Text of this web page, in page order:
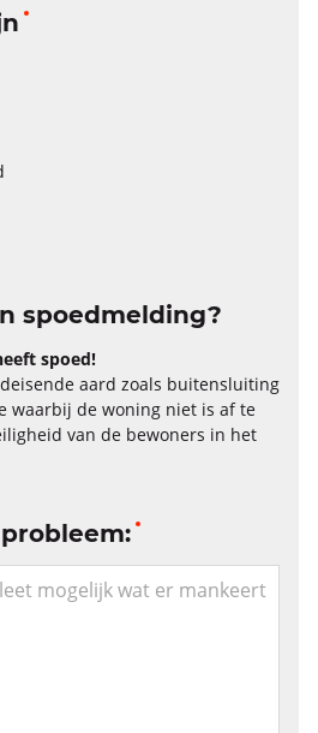
spoedmelding?
spoed!
aard zoals buitensluiting
waarbij de woning niet is af te
van de bewoners in het